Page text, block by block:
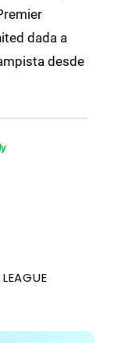
dada a
desde